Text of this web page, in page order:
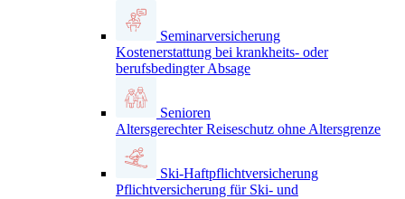
Seminarversicherung
Kostenerstattung bei krankheits- oder
berufsbedingter Absage
Senioren
Altersgerechter Reiseschutz ohne Altersgrenze
Ski-Haftpflichtversicherung
Pflichtversicherung für Ski- und